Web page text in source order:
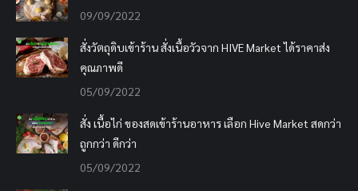
09/09/2022
สั่งวัตถุดิบเข้าร้าน สั่งเนื้อวัวจาก HIVE Market ได้ราคาส่ง
คุณภาพดี
05/09/2022
สั่ง เนื้อไก่ ของสดเข้าร้านอาหาร เลือก Hive Market สดกว่า
ถูกกว่า ดีกว่า
05/09/2022